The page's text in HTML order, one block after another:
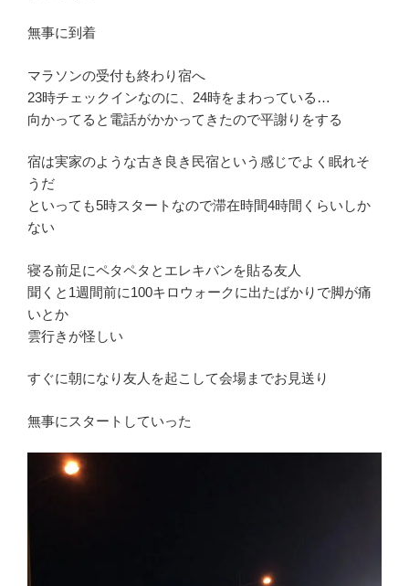
無事に到着
マラソンの受付も終わり宿へ
23時チェックインなのに、24時をまわっている…
向かってると電話がかかってきたので平謝りをする
宿は実家のような古き良き民宿という感じでよく眠れそ
うだ
といっても5時スタートなので滞在時間4時間くらいしか
ない
寝る前足にペタペタとエレキバンを貼る友人
聞くと1週間前に100キロウォークに出たばかりで脚が痛
いとか
雲行きが怪しい
すぐに朝になり友人を起こして会場までお見送り
無事にスタートしていった